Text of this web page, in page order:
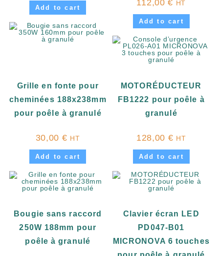
Add to cart
112,00€ HT
Add to cart
Grille en fonte pour
cheminées 188x238mm
pour poêle à granulé
30,00 € HT
Add to cart
MOTORÉDUCTEUR
FB1222 pour poêle à
granulé
128,00 € HT
Add to cart
Bougie sans raccord
250W 188mm pour
poêle à granulé
Clavier écran LED
PD047-B01
MICRONOVA 6 touches